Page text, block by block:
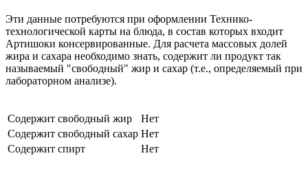
Эти данные потребуются при оформлении Технико-
технологической карты на блюда, в состав которых входит
Артишоки консервированные. Для расчета массовых долей
жира и сахара необходимо знать, содержит ли продукт так
называемый "свободный" жир и сахар (т.е., определяемый при
лабораторном анализе).
Содержит свободный жир
Нет
Содержит свободный сахар Нет
Содержит спирт
Нет